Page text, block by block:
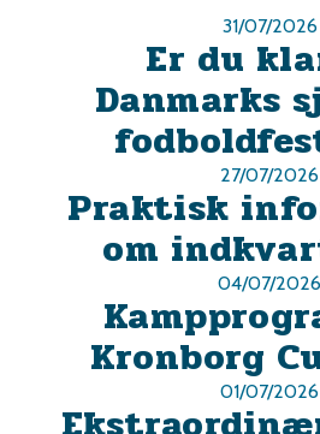
31/07/2026
Er du
Danmarks
27/07/2026
Praktisk
om
04/07/2026
Kronborg
01/07/2026